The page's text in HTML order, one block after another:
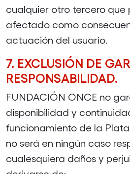
cualquier otro tercero que
afectado como
actuación del usuario.
7. EXCLUSIÓN DE
RESPONSABILIDAD.
FUNDACIÓN ONCE no
disponibilidad y
funcionamiento de la
no será en ningún caso
cualesquiera daños y